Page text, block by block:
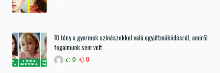
10 tény a gyermek színészekkel való együttműködésről, amiről
fogalmunk sem volt
0 0